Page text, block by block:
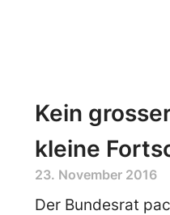
Kein
kleine
23. November 2016
Der Bundesrat